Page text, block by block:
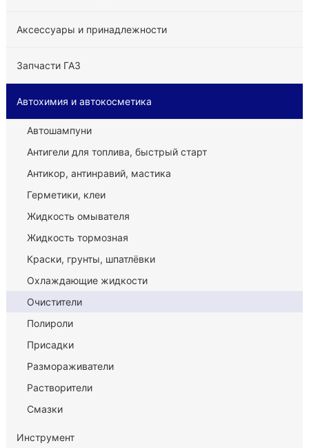
Аксессуары и принадлежности
Запчасти ГАЗ
Автохимия и автокосметика
Автошампуни
Антигели для топлива, быстрый старт
Антикор, антинравий, мастика
Герметики, клеи
Жидкость омывателя
Жидкость тормозная
Краски, грунты, шпатлёвки
Охлаждающие жидкости
Очистители
Полироли
Присадки
Размораживатели
Растворители
Смазки
Инструмент